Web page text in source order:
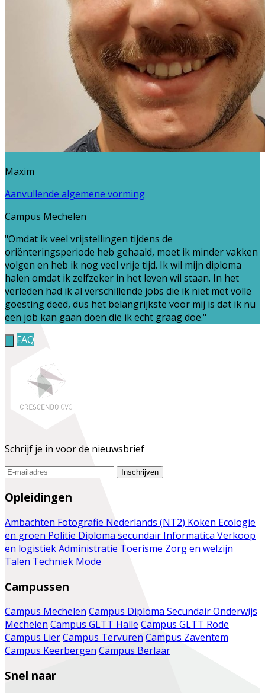
Maxim
Aanvullende algemene vorming
Campus Mechelen
"Omdat ik veel vrijstellingen tijdens de
oriënteringsperiode heb gehaald, moet ik minder vakken
volgen en heb ik nog veel vrije tijd. Ik wil mijn diploma
halen omdat ik zelfzeker in het leven wil staan. In het
verleden had ik al verschillende jobs die ik niet met volle
goesting deed, dus het belangrijkste voor mij is dat ik nu
een job kan gaan doen die ik echt graag doe."
FAQ
Schrijf je in voor de nieuwsbrief
Inschrijven
Opleidingen
Ambachten Fotografie Nederlands (NT2) Koken Ecologie
en groen Politie Diploma secundair Informatica Verkoop
en logistiekAdministratie Toerisme Zorg en welzijn
Talen Techniek Mode
Campussen
Campus Mechelen Campus Diploma Secundair Onderwijs
Mechelen Campus GLTT Halle Campus GLTT Rode
Campus LierCampus Tervuren Campus Zaventem
Campus KeerbergenCampus Berlaar
Snel naar